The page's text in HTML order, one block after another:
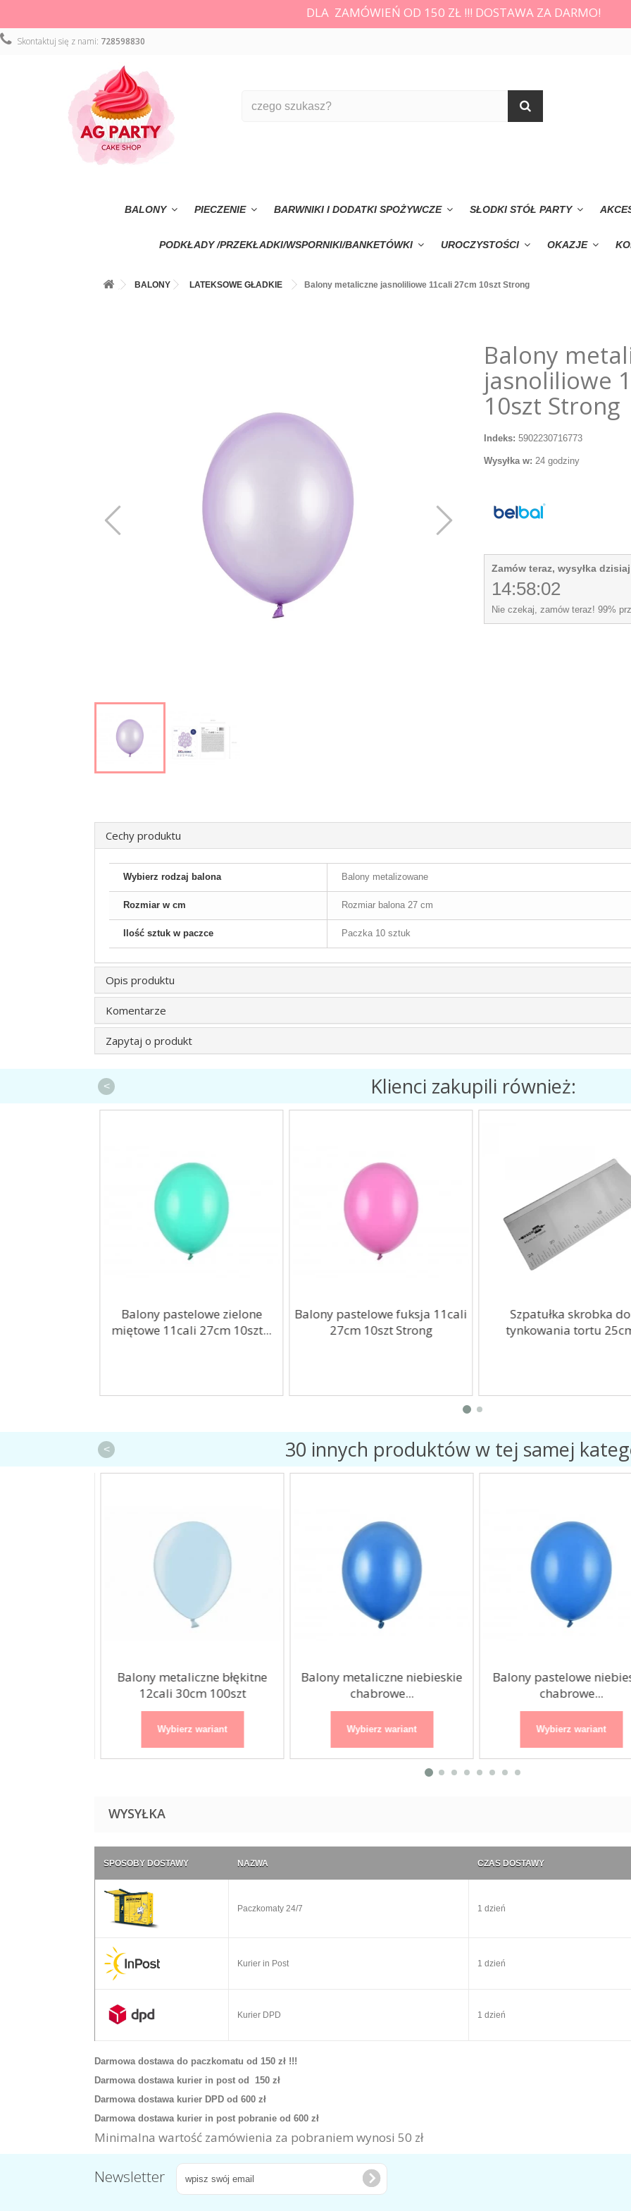
DLA ZAMÓWIEŃ OD 150 ZŁ !!! DOSTAWA ZA DARMO!
Skontaktuj się z nami: 728598830
BALONY PIECZENIE BARWNIKI I DODATKI SPOŻYWCZE SŁODKI STÓŁ PARTY
PODKŁADY /PRZEKŁADKI/WSPORNIKI/BANKETÓWKI UROCZYSTOŚCI OKAZJE
BALONY LATEKSOWE GŁADKIE Balony metaliczne jasnoliliowe 11cali 27cm 10szt Strong
Balony
jasnoliliowe
10szt Strong
Indeks: 5902230716773
Wysyłka w: 24 godziny
Zamów teraz, wysyłka
14:58:01
Nie czekaj, zamów teraz! 99%
Cechy produktu
Wybierz rodzaj balona Balony metalizowane
Rozmiar w cm Rozmiar balona 27 cm
Ilość sztuk w paczce Paczka 10 sztuk
Opis produktu
Komentarze
Zapytaj o produkt
Klienci zakupili również:
Balony pastelowe zielone
miętowe 11cali 27cm 10szt...
Balony pastelowe fuksja 11cali
27cm 10szt Strong
Szpatułka skrobka do
tynkowania tortu
<
30 innych produktów w tej samej
Balony metaliczne błękitne
12cali 30cm 100szt
Wybierz wariant
Balony metaliczne niebieskie
chabrowe...
Wybierz wariant
Balony pastelowe
chabrowe...
Wybierz wariant
<
WYSYŁKA
SPOSOBY DOSTAWY NAZWA CZAS DOSTAWY
Paczkomaty 24/7 1 dzień
Kurier in Post 1 dzień
Kurier DPD 1 dzień
Darmowa dostawa do paczkomatu od 150 zł !!!
Darmowa dostawa kurier in post od 150 zł
Darmowa dostawa kurier DPD od 600 zł
Darmowa dostawa kurier in post pobranie od 600 zł
Minimalna wartość zamówienia za pobraniem wynosi 50 zł
Newsletter